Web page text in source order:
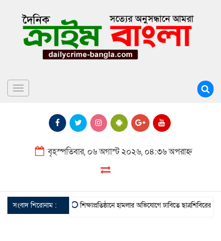
Toggle
বৃহস্পতিবার, ০৬ অগাস্ট ২০২৬, ০৪:৩৬ অপরাহ্ন
সংবাদ শিরোনাম : শিক্ষাপ্রতিষ্ঠানে হামলার অভিযোগে ঢাবিতে ছাত্রশিবিরের বিক্ষোভ,